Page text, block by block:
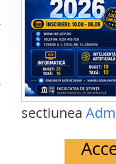
sectiunea